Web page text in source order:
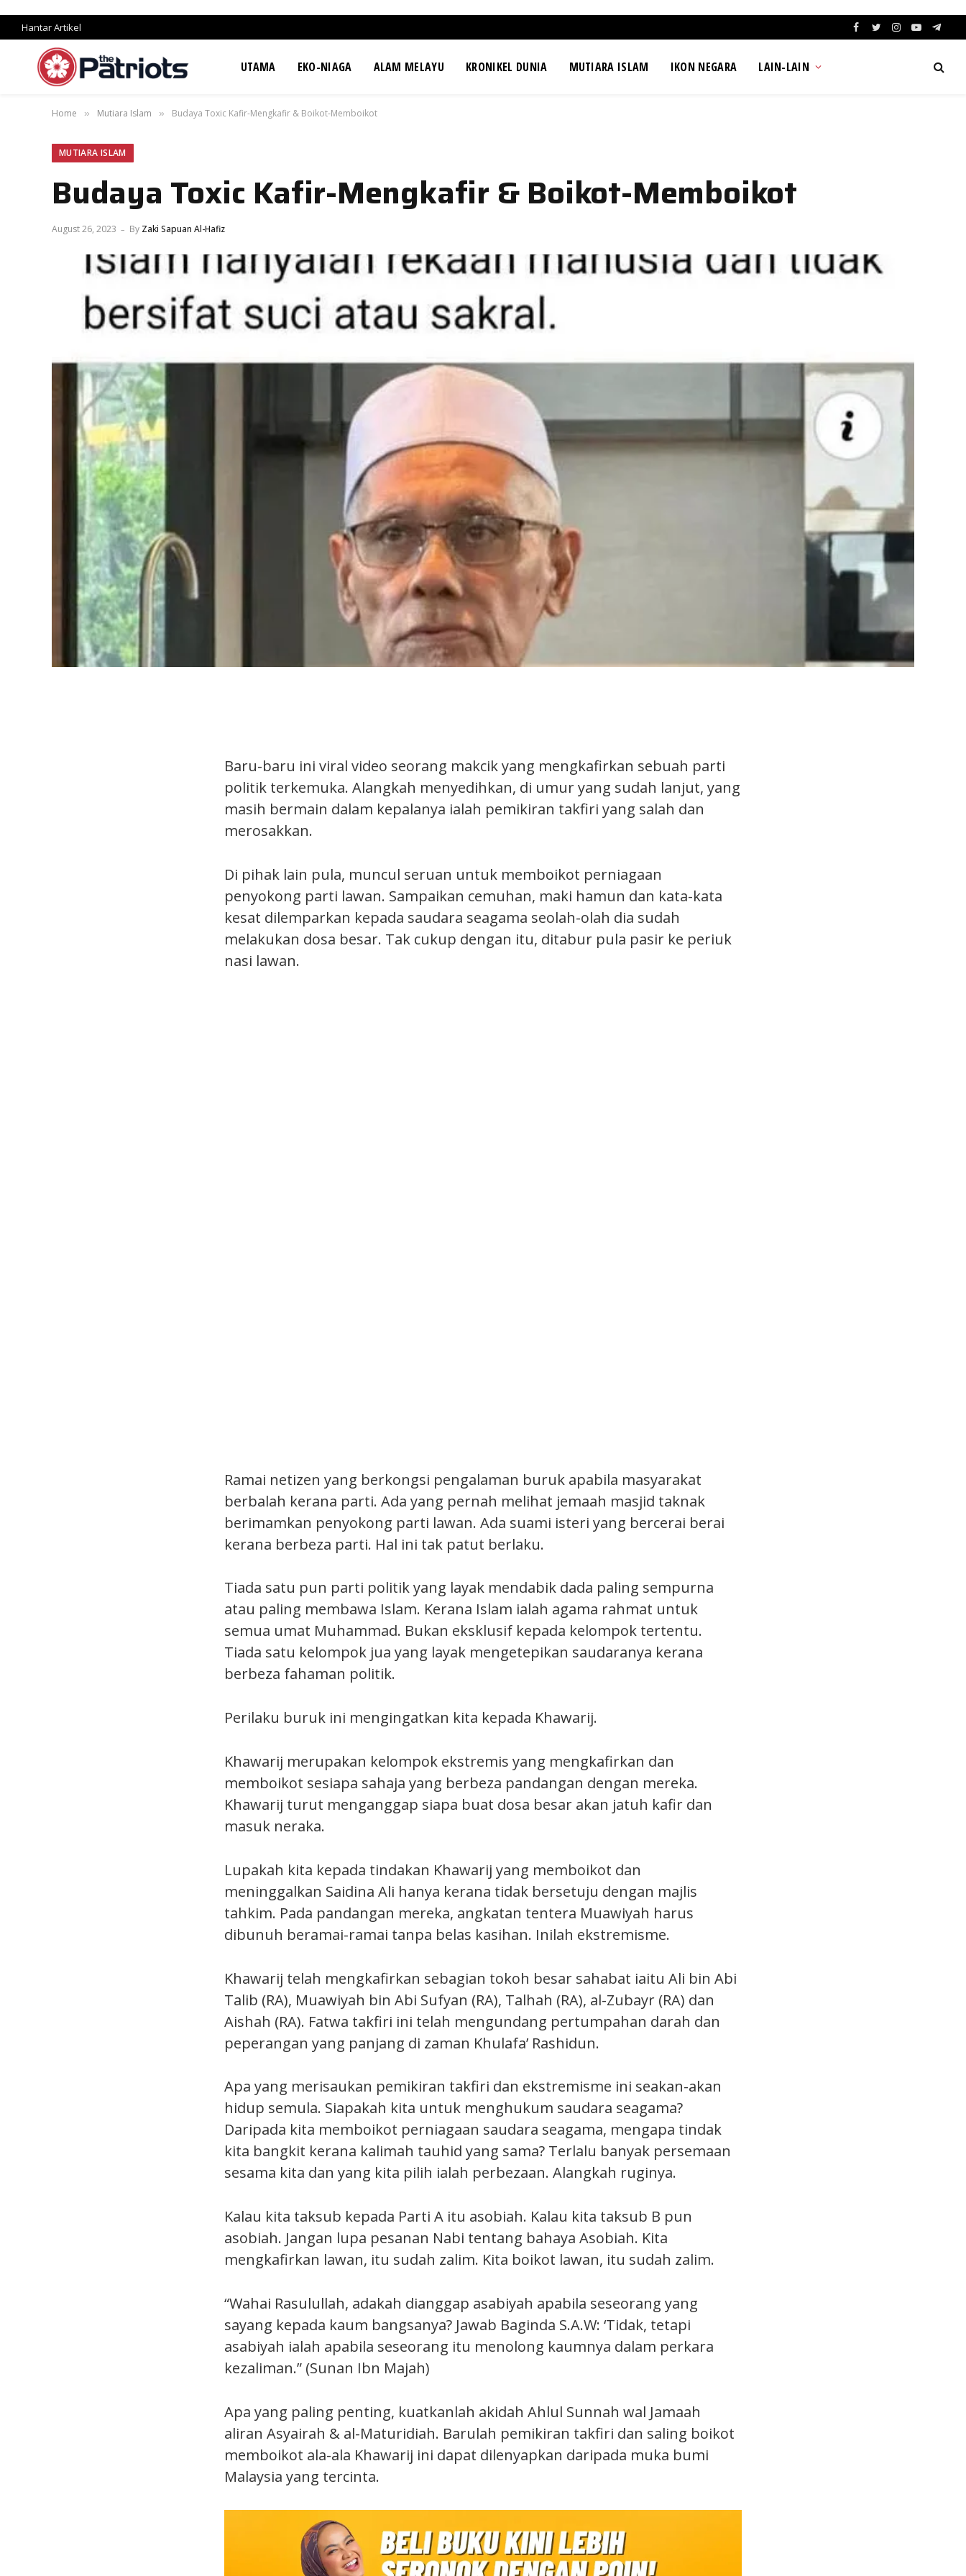
Hantar Artikel Facebook
TwitterInstagram
YouTube
UTAMA EKO-NIAGA ALAM MELAYU KRONIKEL DUNIA MUTIARA ISLAM IKON NEGARA LAIN-LAIN
Home » Mutiara Islam » Budaya Toxic Kafir-Mengkafir & Boikot-Memboikot
MUTIARA ISLAM
Budaya Toxic Kafir-Mengkafir & Boikot-Memboikot
August 26, 2023 By Zaki Sapuan Al-Hafiz
Baru-baru ini viral video seorang makcik yang mengkafirkan sebuah parti
politik terkemuka. Alangkah menyedihkan, di umur yang sudah lanjut, yang
masih bermain dalam kepalanya ialah pemikiran takfiri yang salah dan
merosakkan.
Di pihak lain pula, muncul seruan untuk memboikot perniagaan
penyokong parti lawan. Sampaikan cemuhan, maki hamun dan kata-kata
kesat dilemparkan kepada saudara seagama seolah-olah dia sudah
melakukan dosa besar. Tak cukup dengan itu, ditabur pula pasir ke periuk
nasi lawan.
Ramai netizen yang berkongsi pengalaman buruk apabila masyarakat
berbalah kerana parti. Ada yang pernah melihat jemaah masjid taknak
berimamkan penyokong parti lawan. Ada suami isteri yang bercerai berai
kerana berbeza parti. Hal ini tak patut berlaku.
Tiada satu pun parti politik yang layak mendabik dada paling sempurna
atau paling membawa Islam. Kerana Islam ialah agama rahmat untuk
semua umat Muhammad. Bukan eksklusif kepada kelompok tertentu.
Tiada satu kelompok jua yang layak mengetepikan saudaranya kerana
berbeza fahaman politik.
Perilaku buruk ini mengingatkan kita kepada Khawarij.
Khawarij merupakan kelompok ekstremis yang mengkafirkan dan
memboikot sesiapa sahaja yang berbeza pandangan dengan mereka.
Khawarij turut menganggap siapa buat dosa besar akan jatuh kafir dan
masuk neraka.
Lupakah kita kepada tindakan Khawarij yang memboikot dan
meninggalkan Saidina Ali hanya kerana tidak bersetuju dengan majlis
tahkim. Pada pandangan mereka, angkatan tentera Muawiyah harus
dibunuh beramai-ramai tanpa belas kasihan. Inilah ekstremisme.
Khawarij telah mengkafirkan sebagian tokoh besar sahabat iaitu Ali bin Abi
Talib (RA), Muawiyah bin Abi Sufyan (RA), Talhah (RA), al-Zubayr (RA) dan
Aishah (RA). Fatwa takfiri ini telah mengundang pertumpahan darah dan
peperangan yang panjang di zaman Khulafa’ Rashidun.
Apa yang merisaukan pemikiran takfiri dan ekstremisme ini seakan-akan
hidup semula. Siapakah kita untuk menghukum saudara seagama?
Daripada kita memboikot perniagaan saudara seagama, mengapa tindak
kita bangkit kerana kalimah tauhid yang sama? Terlalu banyak persemaan
sesama kita dan yang kita pilih ialah perbezaan. Alangkah ruginya.
Kalau kita taksub kepada Parti A itu asobiah. Kalau kita taksub B pun
asobiah. Jangan lupa pesanan Nabi tentang bahaya Asobiah. Kita
mengkafirkan lawan, itu sudah zalim. Kita boikot lawan, itu sudah zalim.
“Wahai Rasulullah, adakah dianggap asabiyah apabila seseorang yang
sayang kepada kaum bangsanya? Jawab Baginda S.A.W: ‘Tidak, tetapi
asabiyah ialah apabila seseorang itu menolong kaumnya dalam perkara
kezaliman.” (Sunan Ibn Majah)
Apa yang paling penting, kuatkanlah akidah Ahlul Sunnah wal Jamaah
aliran Asyairah & al-Maturidiah. Barulah pemikiran takfiri dan saling boikot
memboikot ala-ala Khawarij ini dapat dilenyapkan daripada muka bumi
Malaysia yang tercinta.